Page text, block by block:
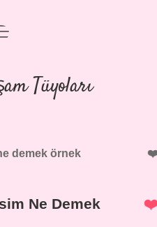
Tüyoları
demek örnek
Ne Demek